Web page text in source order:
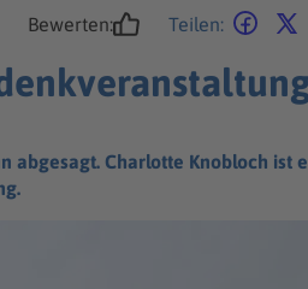
Bewerten: Teilen:
Charlotte Knobloch ist